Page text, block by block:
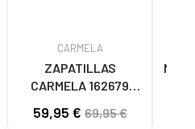
CARMELA
ZAPATILLAS
CARMELA 162679
CORDONES NAVY
59,95 €69,95 €